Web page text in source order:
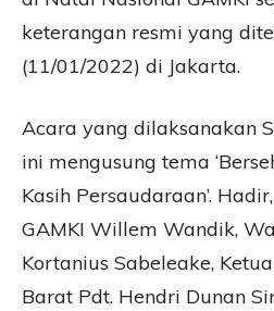
keterangan resmi yang
(11/01/2022) di Jakarta.
Acara yang dilaksanakan
ini mengusung tema
Kasih Persaudaraan’.
GAMKI Willem Wandik,
Kortanius Sabeleake,
Barat Pdt. Hendri Dunan